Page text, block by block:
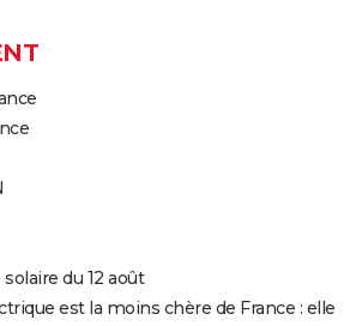
du 12 août
est la moins chère de France : elle